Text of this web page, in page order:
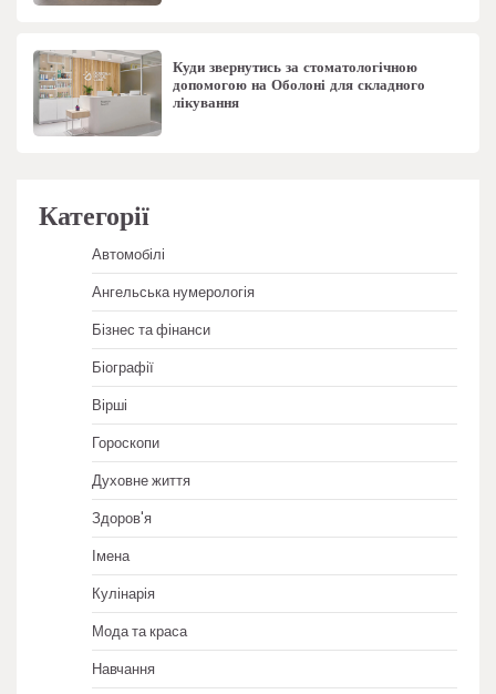
Куди звернутись за стоматологічною
допомогою на Оболоні для складного
лікування
Категорії
Автомобілі
Ангельська нумерологія
Бізнес та фінанси
Біографії
Вірші
Гороскопи
Духовне життя
Здоров'я
Імена
Кулінарія
Мода та краса
Навчання